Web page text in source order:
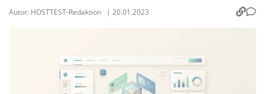
Autor: HOSTTEST-Redaktion | 20.01.2023